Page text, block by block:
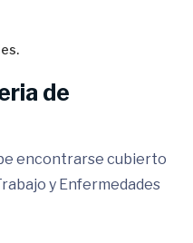
de
encontrarse cubierto
y Enfermedades